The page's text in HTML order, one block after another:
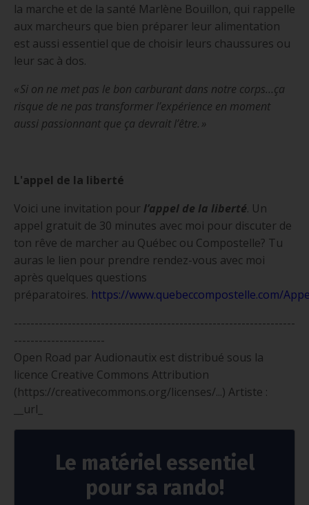
la marche et de la santé Marlène Bouillon, qui rappelle
aux marcheurs que bien préparer leur alimentation
est aussi essentiel que de choisir leurs chaussures ou
leur sac à dos.
« Si on ne met pas le bon carburant dans notre corps…ça
risque de ne pas transformer l’expérience en moment
aussi passionnant que ça devrait l’être. »
L'appel de la liberté
Voici une invitation pour l’appel de la liberté. Un
appel gratuit de 30 minutes avec moi pour discuter de
ton rêve de marcher au Québec ou Compostelle? Tu
auras le lien pour prendre rendez-vous avec moi
après quelques questions
préparatoires. https://www.quebeccompostelle.com/App
--------------------------------------------------------------------
----------------------
Open Road par Audionautix est distribué sous la
licence Creative Commons Attribution
(https://creativecommons.org/licenses/...) Artiste :
__url_
Le matériel essentiel
pour sa rando!